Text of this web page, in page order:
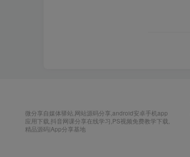
微分享自媒体驿站,网站源码分享,android安卓手机app
应用下载,抖音网课分享在线学习,PS视频免费教学下载,
精品源码|App分享基地